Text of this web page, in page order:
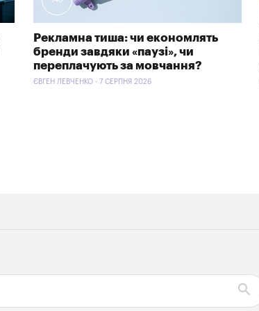
Рекламна тиша: чи економлять
бренди завдяки «паузі», чи
переплачують за мовчання?
ЄВГЕН ЛЕВЧЕНКО - 7 СЕРПНЯ 2026